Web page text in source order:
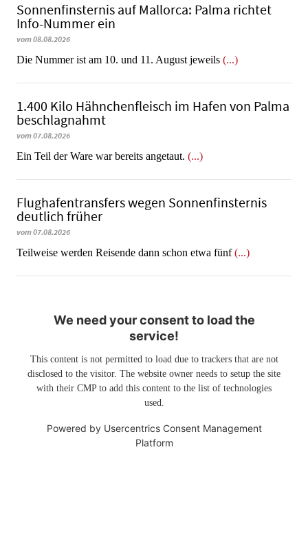
Sonnenfinsternis auf Mallorca: Palma richtet
Info-Nummer ein
vom 08.08.2026
Die Nummer ist am 10. und 11. August jeweils (...)
1.400 Kilo Hähnchenfleisch im Hafen von Palma
beschlagnahmt
vom 07.08.2026
​​​​​​​Ein Teil der Ware war bereits angetaut. (...)
Flughafentransfers wegen Sonnenfinsternis
deutlich früher
vom 07.08.2026
Teilweise werden Reisende dann schon etwa fünf(...)
We need your consent to load the
service!
This content is not permitted to load due to trackers that are not
disclosed to the visitor. The website owner needs to setup the site
with their CMP to add this content to the list of technologies
used.
Powered by Usercentrics Consent Management
Platform